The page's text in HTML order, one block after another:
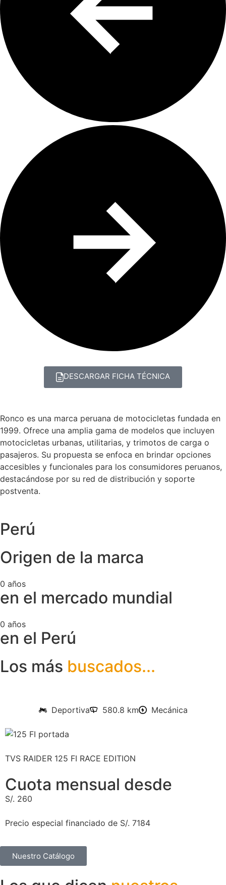
DESCARGAR FICHA TÉCNICA
Ronco es una marca peruana de motocicletas fundada en
1999. Ofrece una amplia gama de modelos que incluyen
motocicletas urbanas, utilitarias, y trimotos de carga o
pasajeros. Su propuesta se enfoca en brindar opciones
accesibles y funcionales para los consumidores peruanos,
destacándose por su red de distribución y soporte
postventa.
Perú
Origen de la marca
0 años
en el mercado mundial
0 años
en el Perú
Los más buscados...
Deportiva 580.8 km Mecánica
TVS RAIDER 125 FI RACE EDITION
Cuota mensual desde
S/. 260
Precio especial financiado de S/. 7184
Nuestro Catálogo